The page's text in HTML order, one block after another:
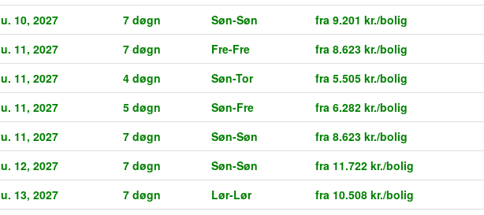
u. 10, 2027
7 døgn Søn-Søn
fra 9.201 kr./bolig
u. 11, 2027
7 døgn Fre-Fre
fra 8.623 kr./bolig
u. 11, 2027
4 døgn Søn-Tor
fra 5.505 kr./bolig
u. 11, 2027
5 døgn Søn-Fre
fra 6.282 kr./bolig
u. 11, 2027
7 døgn Søn-Søn
fra 8.623 kr./bolig
u. 12, 2027
7 døgn Søn-Søn
fra 11.722 kr./bolig
u. 13, 2027
7 døgn Lør-Lør
fra 10.508 kr./bolig